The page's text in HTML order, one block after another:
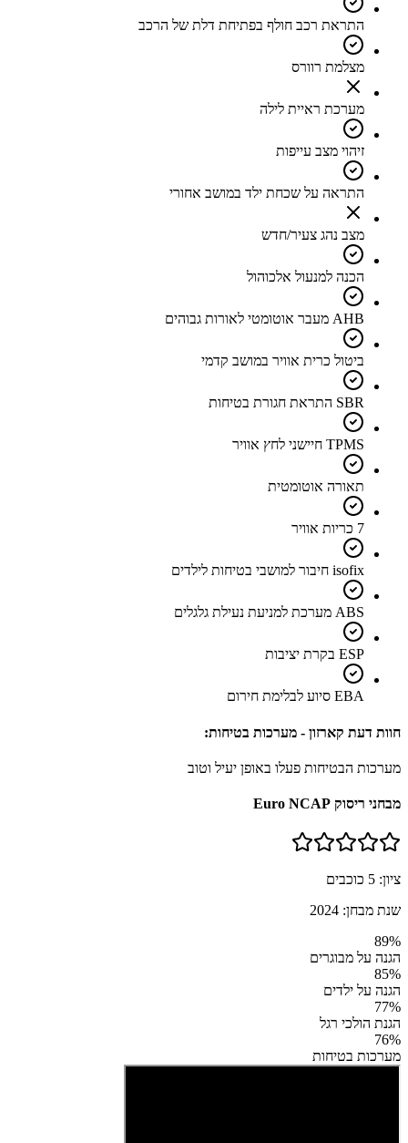
התראת רכב חולף בפתיחת דלת של הרכב
מצלמת רוורס
מערכת ראיית לילה
זיהוי מצב עייפות
התראה על שכחת ילד במושב אחורי
מצב נהג צעיר/חדש
הכנה למנעול אלכוהול
AHB מעבר אוטומטי לאורות גבוהים
ביטול כרית אוויר במושב קדמי
SBR התראת חגורת בטיחות
TPMS חיישני לחץ אוויר
תאורה אוטומטית
7 כריות אוויר
isofix חיבור למושבי בטיחות לילדים
ABS מערכת למניעת נעילת גלגלים
ESP בקרת יציבות
EBA סיוע לבלימת חירום
חוות דעת קארזון - מערכות בטיחות:
מערכות הבטיחות פעלו באופן יעיל וטוב
מבחני ריסוק Euro NCAP
ציון: 5 כוכבים
שנת מבחן: 2024
89%
הגנה על מבוגרים
85%
הגנה על ילדים
77%
הגנת הולכי רגל
76%
מערכות בטיחות